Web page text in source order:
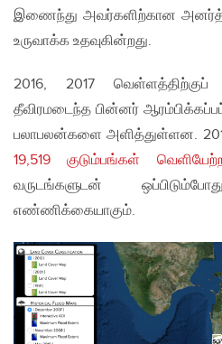
இணைந்து அவர்களிற்கான
உருவாக்க உதவுகின்றது.
2016, 2017
தீவிரமடைந்த பின்னர்
பலாபலன்களை அளித்துள்ளன.
19,519 குடும்பங்கள்
வருடங்களுடன்
எண்ணிக்கையாகும்.